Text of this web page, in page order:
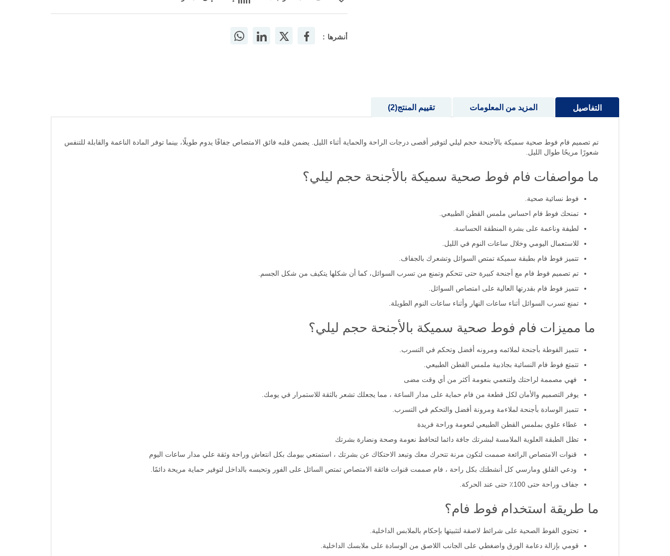
أنشرها :
التفاصيل
تم تصميم فام فوط صحية سميكة بالأجنحة حجم ليلي لتوفير أقصى درجات الراحة والحماية أثناء الليل. يضمن قلبه فائق الامتصاص جفافًا يدوم طويلًا، بينما توفر المادة الناعمة والقابلة للتنفس
شعورًا مريحًا طوال الليل.
ما مواصفات فام فوط صحية سميكة بالأجنحة حجم ليلي؟
فوط نسائية صحية.
تمنحك فوط فام احساس ملمس القطن الطبيعي.
لطيفة وناعمة على بشرة المنطقة الحساسة.
للاستعمال اليومي وخلال ساعات النوم في الليل.
تتميز فوط فام بطبقة سميكة تمتص السوائل وتشعرك بالجفاف.
تم تصميم فوط فام مع أجنحة كبيرة حتى تتحكم وتمنع من تسرب السوائل، كما أن شكلها يتكيف من شكل الجسم.
تتميز فوط فام بقدرتها العالية على امتصاص السوائل.
تمنع تسرب السوائل أثناء ساعات النهار وأثناء ساعات النوم الطويلة.
ما مميزات فام فوط صحية سميكة بالأجنحة حجم ليلي؟
تتميز الفوطة بأجنحة لملائمه ومرونه أفضل وتحكم في التسرب.
تتمتع فوط فام النسائية بجاذبية ملمس القطن الطبيعي.
فهي مصممة لراحتك ولتنعمي بنعومة أكثر من أي وقت مضى
يوفر التصميم والأمان لكل قطعة من فام حماية على مدار الساعة ، مما يجعلك تشعر بالثقة للاستمرار في يومك.
تتميز الوسادة بأجنحة لملاءمة ومرونة أفضل والتحكم في التسرب.
غطاء علوي بملمس القطن الطبيعي لنعومة وراحة فريدة
تظل الطبقة العلوية الملامسة لبشرتك جافة دائما لتحافظ نعومة وصحة ونضارة بشرتك
قنوات الامتصاص الرائعة صممت لتكون مرنة تتحرك معك وتبعد الاحتكاك عن بشرتك ، استمتعي بيومك بكل انتعاش وراحة وثقة علي مدار ساعات اليوم
ودعي القلق ومارسي كل أنشطتك بكل راحة ، فام صممت قنوات فائقة الامتصاص تمتص السائل على الفور وتحبسه بالداخل لتوفير حماية مريحة دائمًا.
جفاف وراحة حتى 100٪ حتى عند الحركة.
ما طريقة استخدام فوط فام؟
تحتوي الفوط الصحية على شرائط لاصقة لتثبيتها بإحكام بالملابس الداخلية.
قومي بإزالة دعامة الورق واضغطي على الجانب اللاصق من الوسادة على ملابسك الداخلية.
المزيد من المعلومات تقييم المنتج 2